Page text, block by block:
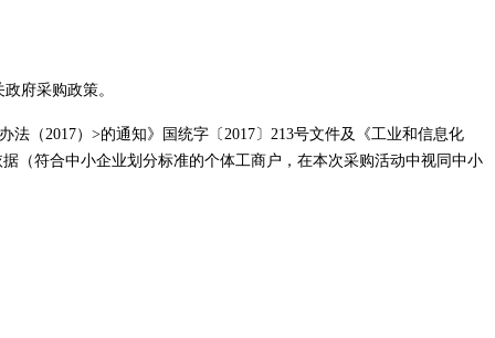
府采购政策。
法（2017）>的通知》国统字〔2017〕213号文件及《工业和信息化
（符合中小企业划分标准的个体工商户，在本次采购活动中视同中小